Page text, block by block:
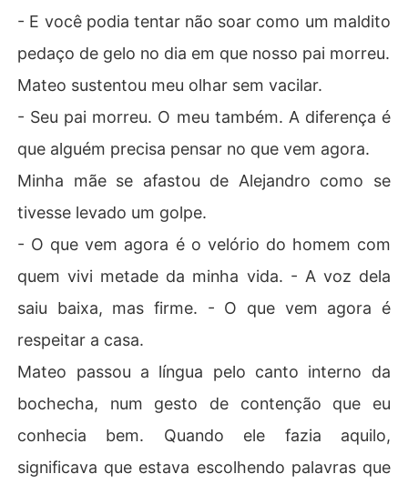
- E você podia tentar não soar como um maldito
pedaço de gelo no dia em que nosso pai morreu.
Mateo sustentou meu olhar sem vacilar.
- Seu pai morreu. O meu também. A diferença é
que alguém precisa pensar no que vem agora.
Minha mãe se afastou de Alejandro como se
tivesse levado um golpe.
- O que vem agora é o velório do homem com
quem vivi metade da minha vida. - A voz dela
saiu baixa, mas firme. - O que vem agora é
respeitar a casa.
Mateo passou a língua pelo canto interno da
bochecha, num gesto de contenção que eu
conhecia bem. Quando ele fazia aquilo,
significava que estava escolhendo palavras que